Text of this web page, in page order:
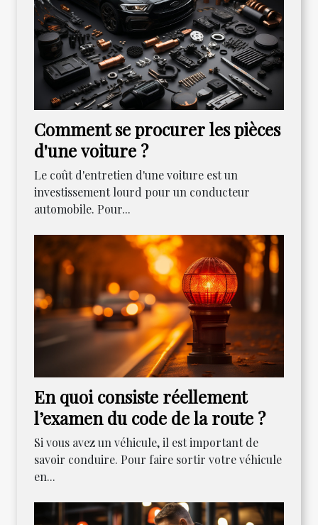
Comment se procurer les pièces
d'une voiture ?
Le coût d'entretien d'une voiture est un
investissement lourd pour un conducteur
automobile. Pour...
En quoi consiste réellement
l’examen du code de la route ?
Si vous avez un véhicule, il est important de
savoir conduire. Pour faire sortir votre véhicule
en...